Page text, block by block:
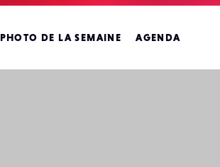
PHOTO DE LA SEMAINE AGENDA